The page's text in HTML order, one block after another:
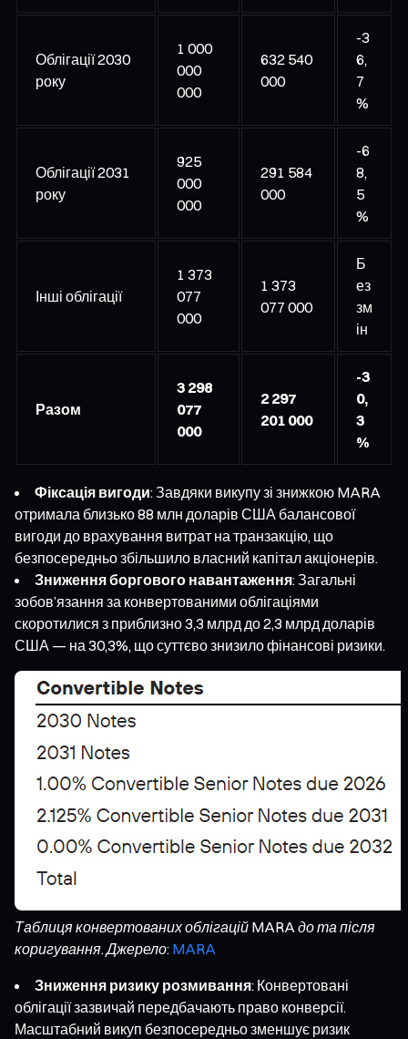
Облігації 2030
року
1 000
000
000
632 540
000
-3
6,
7
%
Облігації 2031
року
925
000
000
291 584
000
-6
8,
5
%
Інші облігації
1 373
077
000
1 373
077 000
Б
ез
зм
ін
Разом
3 298
077
000
2 297
201 000
-3
0,
3
%
Фіксація вигоди: Завдяки викупу зі знижкою MARA
отримала близько 88 млн доларів США балансової
вигоди до врахування витрат на транзакцію, що
безпосередньо збільшило власний капітал акціонерів.
Зниження боргового навантаження: Загальні
зобов’язання за конвертованими облігаціями
скоротилися з приблизно 3,3 млрд до 2,3 млрд доларів
США — на 30,3%, що суттєво знизило фінансові ризики.
Таблиця конвертованих облігацій MARA до та після
коригування. Джерело: MARA
Зниження ризику розмивання: Конвертовані
облігації зазвичай передбачають право конверсії.
Масштабний викуп безпосередньо зменшує ризик